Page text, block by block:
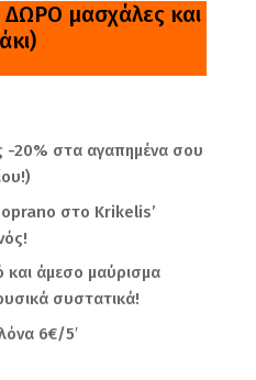
ΔΩΡΟ μασχάλες και
20% στα αγαπημένα σου
στο Krikelis’
και άμεσο μαύρισμα
συστατικά!
6€/5′